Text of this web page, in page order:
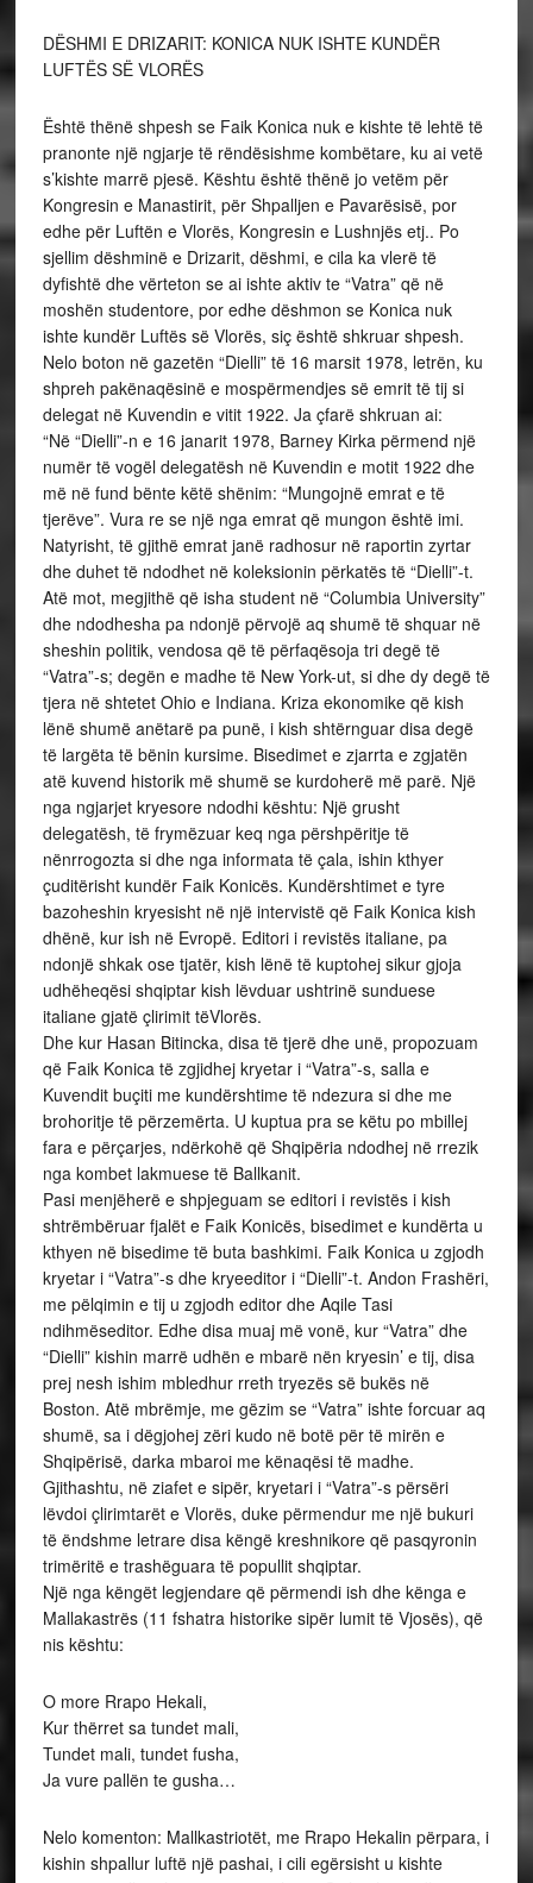
DËSHMI E DRIZARIT: KONICA NUK ISHTE KUNDËR
LUFTËS SË VLORËS
Është thënë shpesh se Faik Konica nuk e kishte të lehtë të
pranonte një ngjarje të rëndësishme kombëtare, ku ai vetë
s’kishte marrë pjesë. Kështu është thënë jo vetëm për
Kongresin e Manastirit, për Shpalljen e Pavarësisë, por
edhe për Luftën e Vlorës, Kongresin e Lushnjës etj.. Po
sjellim dëshminë e Drizarit, dëshmi, e cila ka vlerë të
dyfishtë dhe vërteton se ai ishte aktiv te “Vatra” që në
moshën studentore, por edhe dëshmon se Konica nuk
ishte kundër Luftës së Vlorës, siç është shkruar shpesh.
Nelo boton në gazetën “Dielli” të 16 marsit 1978, letrën, ku
shpreh pakënaqësinë e mospërmendjes së emrit të tij si
delegat në Kuvendin e vitit 1922. Ja çfarë shkruan ai:
“Në “Dielli”-n e 16 janarit 1978, Barney Kirka përmend një
numër të vogël delegatësh në Kuvendin e motit 1922 dhe
më në fund bënte këtë shënim: “Mungojnë emrat e të
tjerëve”. Vura re se një nga emrat që mungon është imi.
Natyrisht, të gjithë emrat janë radhosur në raportin zyrtar
dhe duhet të ndodhet në koleksionin përkatës të “Dielli”-t.
Atë mot, megjithë që isha student në “Columbia University”
dhe ndodhesha pa ndonjë përvojë aq shumë të shquar në
sheshin politik, vendosa që të përfaqësoja tri degë të
“Vatra”-s; degën e madhe të New York-ut, si dhe dy degë të
tjera në shtetet Ohio e Indiana. Kriza ekonomike që kish
lënë shumë anëtarë pa punë, i kish shtërnguar disa degë
të largëta të bënin kursime. Bisedimet e zjarrta e zgjatën
atë kuvend historik më shumë se kurdoherë më parë. Një
nga ngjarjet kryesore ndodhi kështu: Një grusht
delegatësh, të frymëzuar keq nga përshpëritje të
nënrrogozta si dhe nga informata të çala, ishin kthyer
çuditërisht kundër Faik Konicës. Kundërshtimet e tyre
bazoheshin kryesisht në një intervistë që Faik Konica kish
dhënë, kur ish në Evropë. Editori i revistës italiane, pa
ndonjë shkak ose tjatër, kish lënë të kuptohej sikur gjoja
udhëheqësi shqiptar kish lëvduar ushtrinë sunduese
italiane gjatë çlirimit tëVlorës.
Dhe kur Hasan Bitincka, disa të tjerë dhe unë, propozuam
që Faik Konica të zgjidhej kryetar i “Vatra”-s, salla e
Kuvendit buçiti me kundërshtime të ndezura si dhe me
brohoritje të përzemërta. U kuptua pra se këtu po mbillej
fara e përçarjes, ndërkohë që Shqipëria ndodhej në rrezik
nga kombet lakmuese të Ballkanit.
Pasi menjëherë e shpjeguam se editori i revistës i kish
shtrëmbëruar fjalët e Faik Konicës, bisedimet e kundërta u
kthyen në bisedime të buta bashkimi. Faik Konica u zgjodh
kryetar i “Vatra”-s dhe kryeeditor i “Dielli”-t. Andon Frashëri,
me pëlqimin e tij u zgjodh editor dhe Aqile Tasi
ndihmëseditor. Edhe disa muaj më vonë, kur “Vatra” dhe
“Dielli” kishin marrë udhën e mbarë nën kryesin’ e tij, disa
prej nesh ishim mbledhur rreth tryezës së bukës në
Boston. Atë mbrëmje, me gëzim se “Vatra” ishte forcuar aq
shumë, sa i dëgjohej zëri kudo në botë për të mirën e
Shqipërisë, darka mbaroi me kënaqësi të madhe.
Gjithashtu, në ziafet e sipër, kryetari i “Vatra”-s përsëri
lëvdoi çlirimtarët e Vlorës, duke përmendur me një bukuri
të ëndshme letrare disa këngë kreshnikore që pasqyronin
trimëritë e trashëguara të popullit shqiptar.
Një nga këngët legjendare që përmendi ish dhe kënga e
Mallakastrës (11 fshatra historike sipër lumit të Vjosës), që
nis kështu:
O more Rrapo Hekali,
Kur thërret sa tundet mali,
Tundet mali, tundet fusha,
Ja vure pallën te gusha…
Nelo komenton: Mallkastriotët, me Rrapo Hekalin përpara, i
kishin shpallur luftë një pashai, i cili egërsisht u kishte